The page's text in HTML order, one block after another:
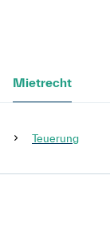
Mietrecht
Teuerung